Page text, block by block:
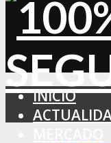
INICIO